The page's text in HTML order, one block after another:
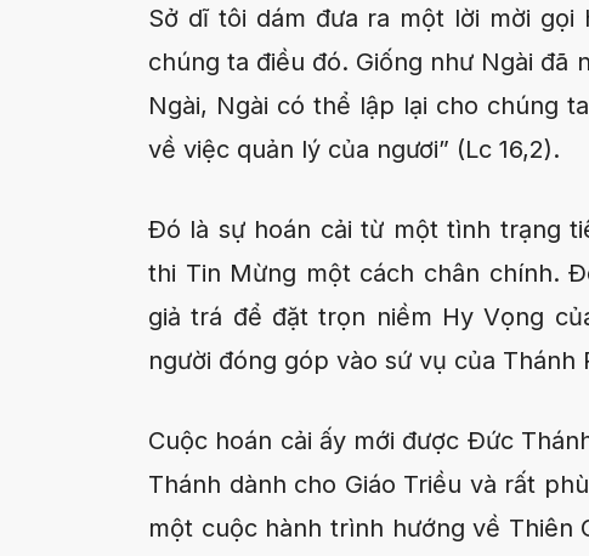
Sở dĩ tôi dám đưa ra một lời mời gọi
chúng ta điều đó. Giống như Ngài đã
Ngài, Ngài có thể lập lại cho chúng
về việc quản lý của ngươi” (Lc 16,2).
Ðó là sự hoán cải từ một tình trạng
thi Tin Mừng một cách chân chính.
giả trá để đặt trọn niềm Hy Vọng
người đóng góp vào sứ vụ của Thánh
Cuộc hoán cải ấy mới được Ðức
Thánh dành cho Giáo Triều và rất
một cuộc hành trình hướng về Thiên